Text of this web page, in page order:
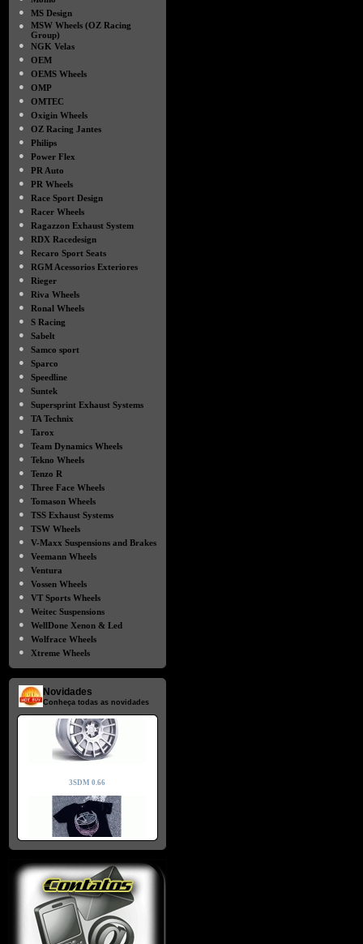
●
MS Design
●
MSW Wheels (OZ Racing
Group)
●
NGK Velas
●
OEM
●
OEMS Wheels
●
OMP
●
OMTEC
●
Oxigin Wheels
●
OZ Racing Jantes
●
Philips
●
Power Flex
●
PR Auto
●
PR Wheels
●
Race Sport Design
●
Racer Wheels
●
Ragazzon Exhaust System
●
RDX Racedesign
●
Recaro Sport Seats
●
RGM Acessorios Exteriores
●
Rieger
●
Riva Wheels
●
Ronal Wheels
●
S Racing
●
Sabelt
●
Samco sport
●
Sparco
●
Speedline
●
Suntek
●
Supersprint Exhaust Systems
●
TA Technix
●
Tarox
●
Team Dynamics Wheels
●
Tekno Wheels
●
Tenzo R
●
Three Face Wheels
●
Tomason Wheels
●
TSS Exhaust Systems
●
TSW Wheels
●
V-Maxx Suspensions and Brakes
●
Veemann Wheels
●
Ventura
●
Vossen Wheels
●
VT Sports Wheels
●
Weitec Suspensions
●
WellDone Xenon & Led
●
Wolfrace Wheels
●
Xtreme Wheels
Novidades
Conheça todas as novidades